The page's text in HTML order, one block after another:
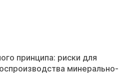
принципа: риски для
минерально-